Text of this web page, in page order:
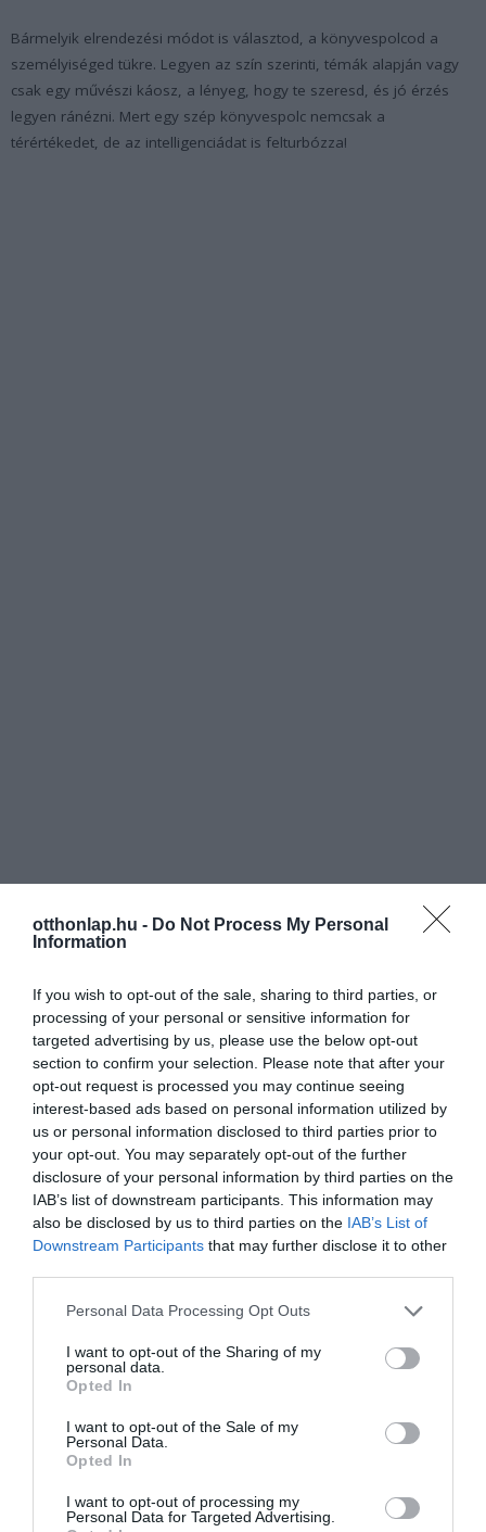
otthonlap.hu - Do Not Process My Personal
Information
If you wish to opt-out of the sale, sharing to third parties, or
processing of your personal or sensitive information for
targeted advertising by us, please use the below opt-out
section to confirm your selection. Please note that after your
opt-out request is processed you may continue seeing
interest-based ads based on personal information utilized by
us or personal information disclosed to third parties prior to
your opt-out. You may separately opt-out of the further
disclosure of your personal information by third parties on the
IAB’s list of downstream participants. This information may
also be disclosed by us to third parties on the IAB’s List of
Downstream Participants that may further disclose it to other
Please note that this website/app uses one or more Google
not limited to your visit or usage behaviour. You may click to
grant or deny consent to Google and its third-party tags to
use your data for below specified purposes in below Google
consent section.
Personal Data Processing Opt Outs
I want to opt-out of the Sharing of my
personal data.
Opted In
I want to opt-out of the Sale of my
Personal Data.
Opted In
I want to opt-out of processing my
Personal Data for Targeted Advertising.
Bármelyik elrendezési módot is választod, a könyvespolcod a
személyiséged tükre. Legyen az szín szerinti, témák alapján vagy
csak egy művészi káosz, a lényeg, hogy te szeresd, és jó érzés
legyen ránézni. Mert egy szép könyvespolc nemcsak a
térértékedet, de az intelligenciádat is felturbózza!